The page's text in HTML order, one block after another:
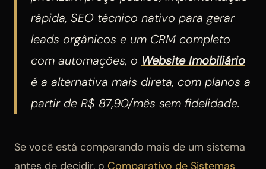
rápida, SEO técnico nativo para gerar
leads orgânicos e um CRM completo
com automações, o Website Imobiliário
é a alternativa mais direta, com planos a
partir de R$ 87,90/mês sem fidelidade.
Se você está comparando mais de um sistema